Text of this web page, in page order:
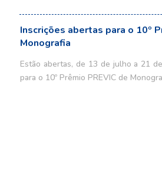
Inscrições abertas para o 10º
Monografia
Estão abertas, de 13 de julho a 21
para o 10º Prêmio PREVIC de